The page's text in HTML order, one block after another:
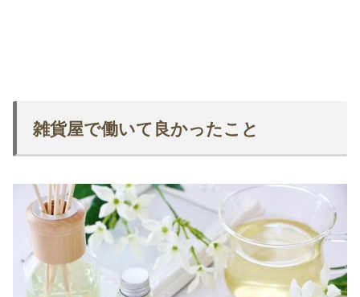
雑貨屋で働いて良かったこと